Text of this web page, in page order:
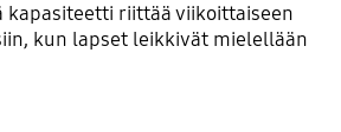
kapasiteetti riittää viikoittaiseen
kun lapset leikkivät mielellään